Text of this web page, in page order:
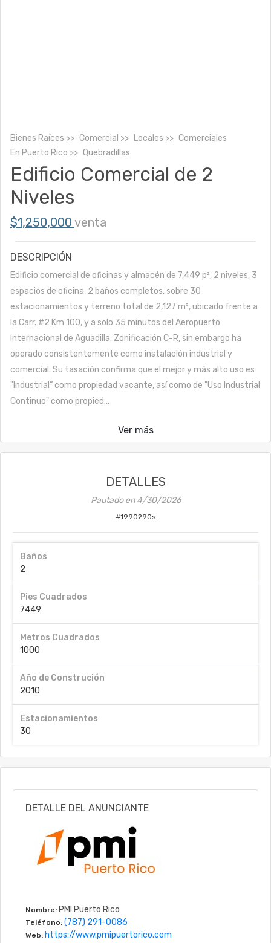
Bienes Raíces Comercial Locales
Comerciales
En Puerto Rico Quebradillas
Edificio Comercial de 2
Niveles
$1,250,000 venta
DESCRIPCIÓN
Edificio comercial de oficinas y almacén de 7,449 p², 2 niveles, 3
espacios de oficina, 2 baños completos, sobre 30
estacionamientos y terreno total de 2,127 m², ubicado frente a
la Carr. #2 Km 100, y a solo 35 minutos del Aeropuerto
Internacional de Aguadilla. Zonificación C-R, sin embargo ha
operado consistentemente como instalación industrial y
comercial. Su tasación confirma que el mejor y más alto uso es
"Industrial” como propiedad vacante, así como de "Uso Industrial
Continuo" como propied...
Ver más
DETALLES
Pautado en4/30/2026
#1990290s
Baños
2
Pies Cuadrados
7449
Metros Cuadrados
1000
Año de Construción
2010
Estacionamientos
30
DETALLE DEL ANUNCIANTE
Nombre: PMI Puerto Rico
Teléfono: (787) 291-0086
Web: https://www.pmipuertorico.com